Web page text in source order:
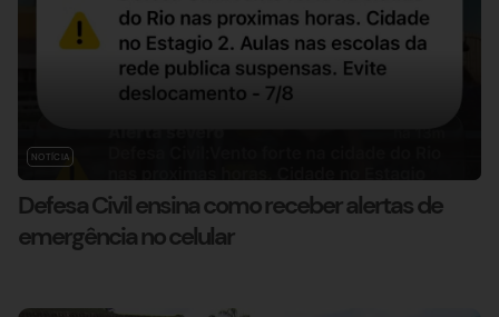
NOTÍCIA
Defesa Civil ensina como receber alertas de
emergência no celular